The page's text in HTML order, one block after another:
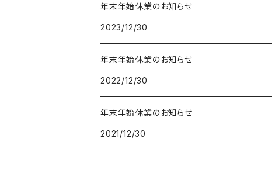
年末年始休業のお知らせ
2023/12/30
年末年始休業のお知らせ
2022/12/30
年末年始休業のお知らせ
2021/12/30